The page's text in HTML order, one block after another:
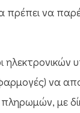
πρέπει να
ηλεκτρονικών
να
με